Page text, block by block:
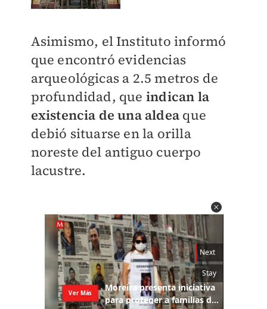
Asimismo, el Instituto informó
que encontró evidencias
arqueológicas a 2.5 metros de
profundidad, que indican la
existencia de una aldea que
debió situarse en la orilla
noreste del antiguo cuerpo
lacustre.